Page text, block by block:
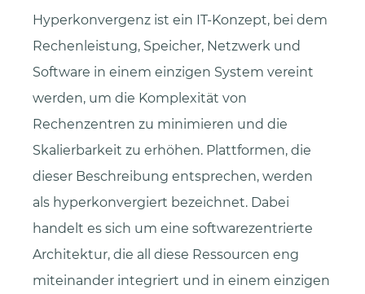
Hyperkonvergenz ist ein IT-Konzept, bei dem
Rechenleistung, Speicher, Netzwerk und
Software in einem einzigen System vereint
werden, um die Komplexität von
Rechenzentren zu minimieren und die
Skalierbarkeit zu erhöhen. Plattformen, die
dieser Beschreibung entsprechen, werden
als hyperkonvergiert bezeichnet. Dabei
handelt es sich um eine softwarezentrierte
Architektur, die all diese Ressourcen eng
miteinander integriert und in einem einzigen